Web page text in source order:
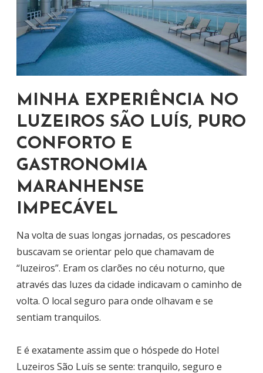
MINHA EXPERIÊNCIA NO
LUZEIROS SÃO LUÍS, PURO
CONFORTO E
GASTRONOMIA
MARANHENSE
IMPECÁVEL
Na volta de suas longas jornadas, os pescadores
buscavam se orientar pelo que chamavam de
“luzeiros”. Eram os clarões no céu noturno, que
através das luzes da cidade indicavam o caminho de
volta. O local seguro para onde olhavam e se
sentiam tranquilos.
E é exatamente assim que o hóspede do Hotel
Luzeiros São Luís se sente: tranquilo, seguro e